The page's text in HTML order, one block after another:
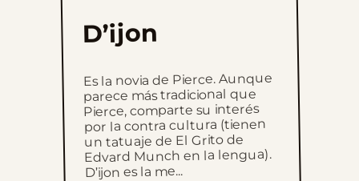
D’ijon
Es la novia de Pierce. Aunque
parece más tradicional que
Pierce, comparte su interés
por la contra cultura (tienen
un tatuaje de El Grito de
Edvard Munch en la lengua).
D’ijon es la me...